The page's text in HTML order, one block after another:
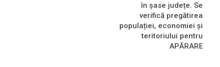
în șase județe. Se
verifică pregătirea
populației, economiei și
teritoriului pentru
APĂRARE